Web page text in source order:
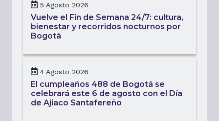
5 Agosto 2026
Vuelve el Fin de Semana 24/7: cultura,
bienestar y recorridos nocturnos por
Bogotá
4 Agosto 2026
El cumpleaños 488 de Bogotá se
celebrará este 6 de agosto con el Día
de Ajiaco Santafereño